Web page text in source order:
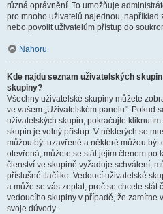
různá oprávnění. To umožňuje
pro mnoho uživatelů najednou, například
nebo povolit uživatelům přístup do
Nahoru
Kde najdu seznam uživatelských
skupiny?
Všechny uživatelské skupiny můžete
ve vašem „Uživatelském panelu“. Pokud
uživatelských skupin, pokračujte
skupin je volný přístup. V některých se
můžou být uzavřené a některé můžou
otevřená, můžete se stát jejím členem po
členství ve skupině vyžaduje schválení,
příslušné tlačítko. Vedoucí uživatelské
a může se vás zeptat, proč se chcete stát
vedoucího skupiny v případě, že zamítne
svoje důvody.